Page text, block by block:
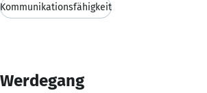
Kommunikationsfähigkeit
Werdegang